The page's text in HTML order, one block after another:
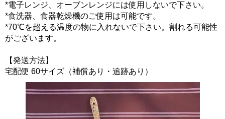
*電子レンジ、オーブンレンジには使用しないで下さい。
*食洗器、食器乾燥機のご使用は可能です。
*70℃を超える温度の物に入れないで下さい。割れる可能性
がございます。
【発送方法】
宅配便 60サイズ（補償あり・追跡あり）